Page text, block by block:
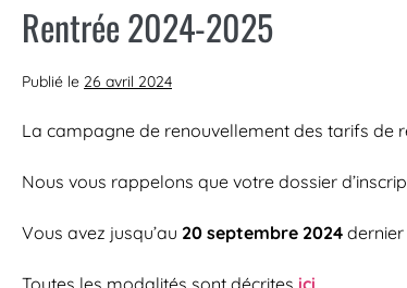
Rentrée 2024-2025
Publié le 26 avril 2024
La campagne de renouvellement des tarifs de
Nous vous rappelons que votre dossier
Vous avez jusqu’au 20 septembre 2024